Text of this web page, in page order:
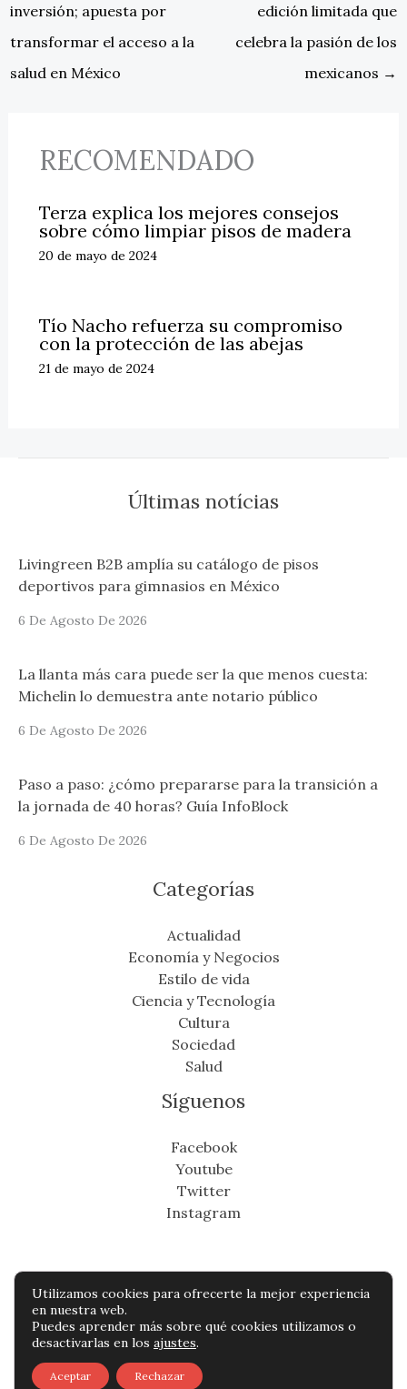
inversión; apuesta por
transformar el acceso a la
salud en México
edición limitada que
celebra la pasión de los
mexicanos →
RECOMENDADO
Terza explica los mejores consejos
sobre cómo limpiar pisos de madera
20 de mayo de 2024
Tío Nacho refuerza su compromiso
con la protección de las abejas
21 de mayo de 2024
Últimas notícias
Livingreen B2B amplía su catálogo de pisos
deportivos para gimnasios en México
6 De Agosto De 2026
La llanta más cara puede ser la que menos cuesta:
Michelin lo demuestra ante notario público
6 De Agosto De 2026
Paso a paso: ¿cómo prepararse para la transición a
la jornada de 40 horas? Guía InfoBlock
6 De Agosto De 2026
Categorías
Actualidad
Economía y Negocios
Estilo de vida
Ciencia y Tecnología
Cultura
Sociedad
Salud
Síguenos
Facebook
Youtube
Twitter
Instagram
Copyright © Todos os direitos reservados -
cronicafinanciera.com
Política de privacidad
Contacto
Utilizamos cookies para ofrecerte la mejor experiencia
en nuestra web.
Puedes aprender más sobre qué cookies utilizamos o
desactivarlas en los ajustes.
Aceptar Rechazar